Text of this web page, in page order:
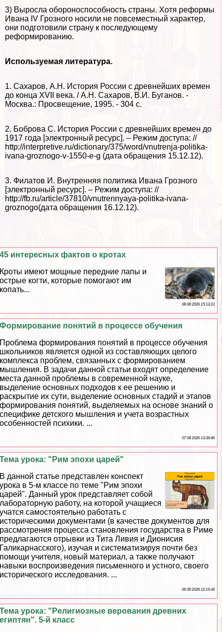
3) Выросла обороноспособность страны. Хотя реформы
Ивана IV Грозного носили не повсеместный хаpaктер,
они подготовили страну к последующему
реформированию.
Используемая литература.
1. Сахаров, А.Н. История России с древнейших времен
до конца XVII века. / А.Н. Сахаров, В.И. Буганов. -
Москва.: Просвещение, 1995. - 304 с.
2. Боброва С. История России с древнейших времен до
1917 года [электронный ресурс]. – Режим доступа: //
http://interpretive.ru/dictionary/375/word/vnutrenja-politika-
ivana-groznogo-v-1550-e-g (дата обращения 15.12.12).
3. Филатов И. Внутренняя политика Ивана Грозного
[электронный ресурс]. – Режим доступа: //
http://fb.ru/article/37810/vnutrennyaya-politika-ivana-
groznogo(дата обращения 16.12.12).
45 интересных фактов о кротах
Кроты имеют мощные передние лапы и
острые когти, которые помогают им
копать...
08 08 2026 15:13:23
Формирование понятий в процессе обучения
Проблема формирования понятий в процессе обучения
школьников является одной из составляющих целого
комплекса проблем, связанных с формированием
мышления. В задачи данной статьи входят определение
места данной проблемы в современной науке,
выделение основных подходов к ее решению и
раскрытие их сути, выделение основных стадий и этапов
формирования понятий, выделяемых на основе знаний о
специфике детского мышления и учета возрастных
особенностей психики. ...
07 08 2026 13:36:46
Тема урока: "Рим эпохи царей"
В данной статье представлен конспект
урока в 5-м классе по теме "Рим эпохи
царей". Данный урок представляет собой
лабораторную работу, на которой учащиеся
учатся самостоятельно работать с
историческими документами (в качестве документов для
рассмотрения процесса становления государства в Риме
предлагаются отрывки из Тита Ливия и Дионисия
Галикарнасского), изучая и систематизируя почти без
помощи учителя, новый материал, а также получают
навыки воспроизведения письменного и устного, своего
исторического исследования. ...
06 08 2026 12:19:36
Тема урока: "Религиозные верования древних
египтян". 5-й класс